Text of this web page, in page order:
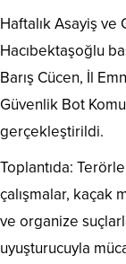
Haftalık Asayiş ve
Hacıbektaşoğlu
Barış Cücen, İl
Güvenlik Bot
gerçekleştirildi.
Toplantıda:
çalışmalar, kaçak
ve organize
uyuşturucuyla